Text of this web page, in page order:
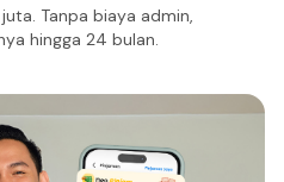
Tanpa biaya admin,
hingga 24 bulan.